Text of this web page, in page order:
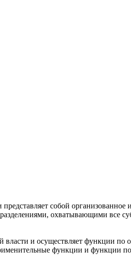
собой организованное
охватывающими все
и осуществляет функции по
функции и функции